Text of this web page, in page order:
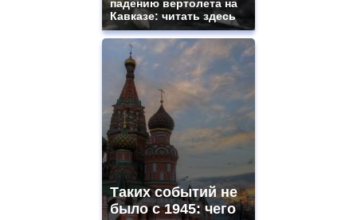
падению вертолета на
Кавказе: читать здесь
Таких событий не
было с 1945: чего